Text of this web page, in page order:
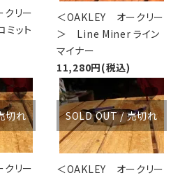
リー
ット
＜OAKLEY オークリー
＞ Line Miner ライン
マイナー
11,280円(税込)
切れ
リー
favorite
SOLD OUT / 売切れ
＜OAKLEY オークリー
favorite